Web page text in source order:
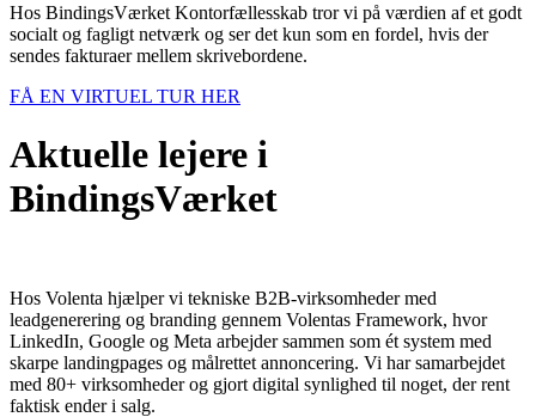
​Hos BindingsVærket Kontorfællesskab tror vi på værdien af et godt
socialt og fagligt netværk og ser det kun som en fordel, hvis der
sendes fakturaer mellem skrivebordene.
FÅ EN VIRTUEL TUR HER
Aktuelle lejere i
BindingsVærket
Hos Volenta hjælper vi tekniske B2B-virksomheder med
leadgenerering og branding gennem Volentas Framework, hvor
LinkedIn, Google og Meta arbejder sammen som ét system med
skarpe landingpages og målrettet annoncering. Vi har samarbejdet
med 80+ virksomheder og gjort digital synlighed til noget, der rent
faktisk ender i salg.